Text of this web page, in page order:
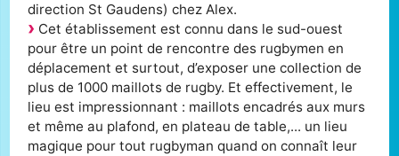
direction St Gaudens) chez Alex.
Cet établissement est connu dans le sud-ouest
pour être un point de rencontre des rugbymen en
déplacement et surtout, d’exposer une collection de
plus de 1000 maillots de rugby. Et effectivement, le
lieu est impressionnant : maillots encadrés aux murs
et même au plafond, en plateau de table,... un lieu
magique pour tout rugbyman quand on connaît leur